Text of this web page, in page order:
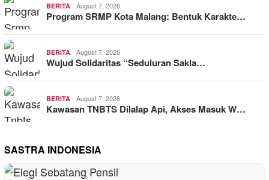
BERITA August 7, 2026
Program SRMP Kota Malang: Bentuk Karakte…
BERITA August 7, 2026
Wujud Solidaritas “Seduluran Sakla…
BERITA August 7, 2026
Kawasan TNBTS Dilalap Api, Akses Masuk W…
SASTRA INDONESIA